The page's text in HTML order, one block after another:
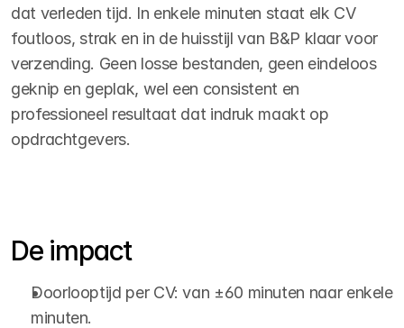
dat verleden tijd. In enkele minuten staat elk CV
foutloos, strak en in de huisstijl van B&P klaar voor
verzending. Geen losse bestanden, geen eindeloos
geknip en geplak, wel een consistent en
professioneel resultaat dat indruk maakt op
opdrachtgevers.
De impact
Doorlooptijd per CV: van ±60 minuten naar enkele
minuten.